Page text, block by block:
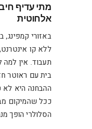
מתי עדיף
אלחוטית
באזורי קמפינג,
תעבוד. אין
ההבחנה היא לא
ככל שהמיקום
הסלולרי הופך